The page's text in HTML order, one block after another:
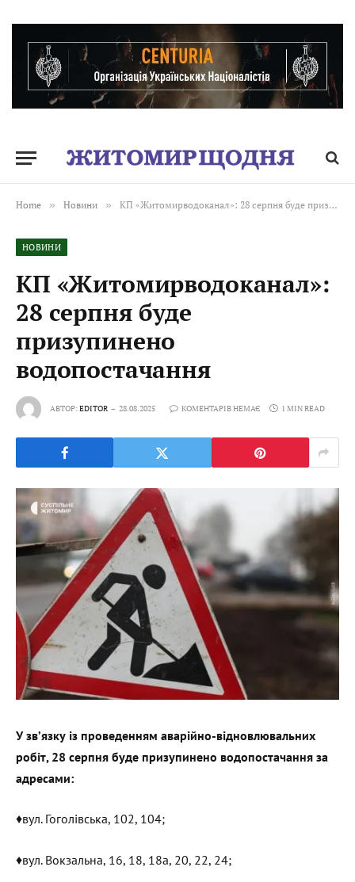
Home » Новини » КП «Житомирводоканал»: 28 серпня буде призупинено водопостачання
НОВИНИ
КП «Житомирводоканал»:
28 серпня буде
призупинено
водопостачання
АВТОР:EDITOR 28.08.2025 КОМЕНТАРІВ НЕМАЄ 1 MIN READ
У зв’язку із проведенням аварійно-відновлювальних
робіт, 28 серпня буде призупинено водопостачання за
адресами:
♦️вул. Гоголівська, 102, 104;
♦️вул. Вокзальна, 16, 18, 18а, 20, 22, 24;